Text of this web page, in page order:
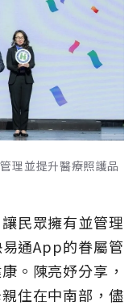
理並提升醫療照護品
民眾擁有並管理
通App的眷屬管
。陳亮妤分享，
住在中南部，儘